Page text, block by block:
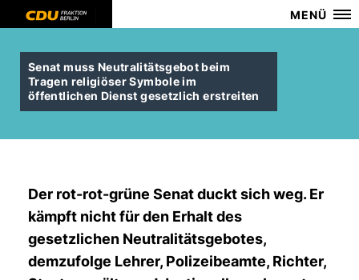
MENÜ
Senat muss Neutralitätsgebot beim
Tragen religiöser Symbole im
öffentlichen Dienst gesetzlich erstreiten
Der rot-rot-grüne Senat duckt sich weg. Er
kämpft nicht für den Erhalt des
gesetzlichen Neutralitätsgebotes,
demzufolge Lehrer, Polizeibeamte, Richter,